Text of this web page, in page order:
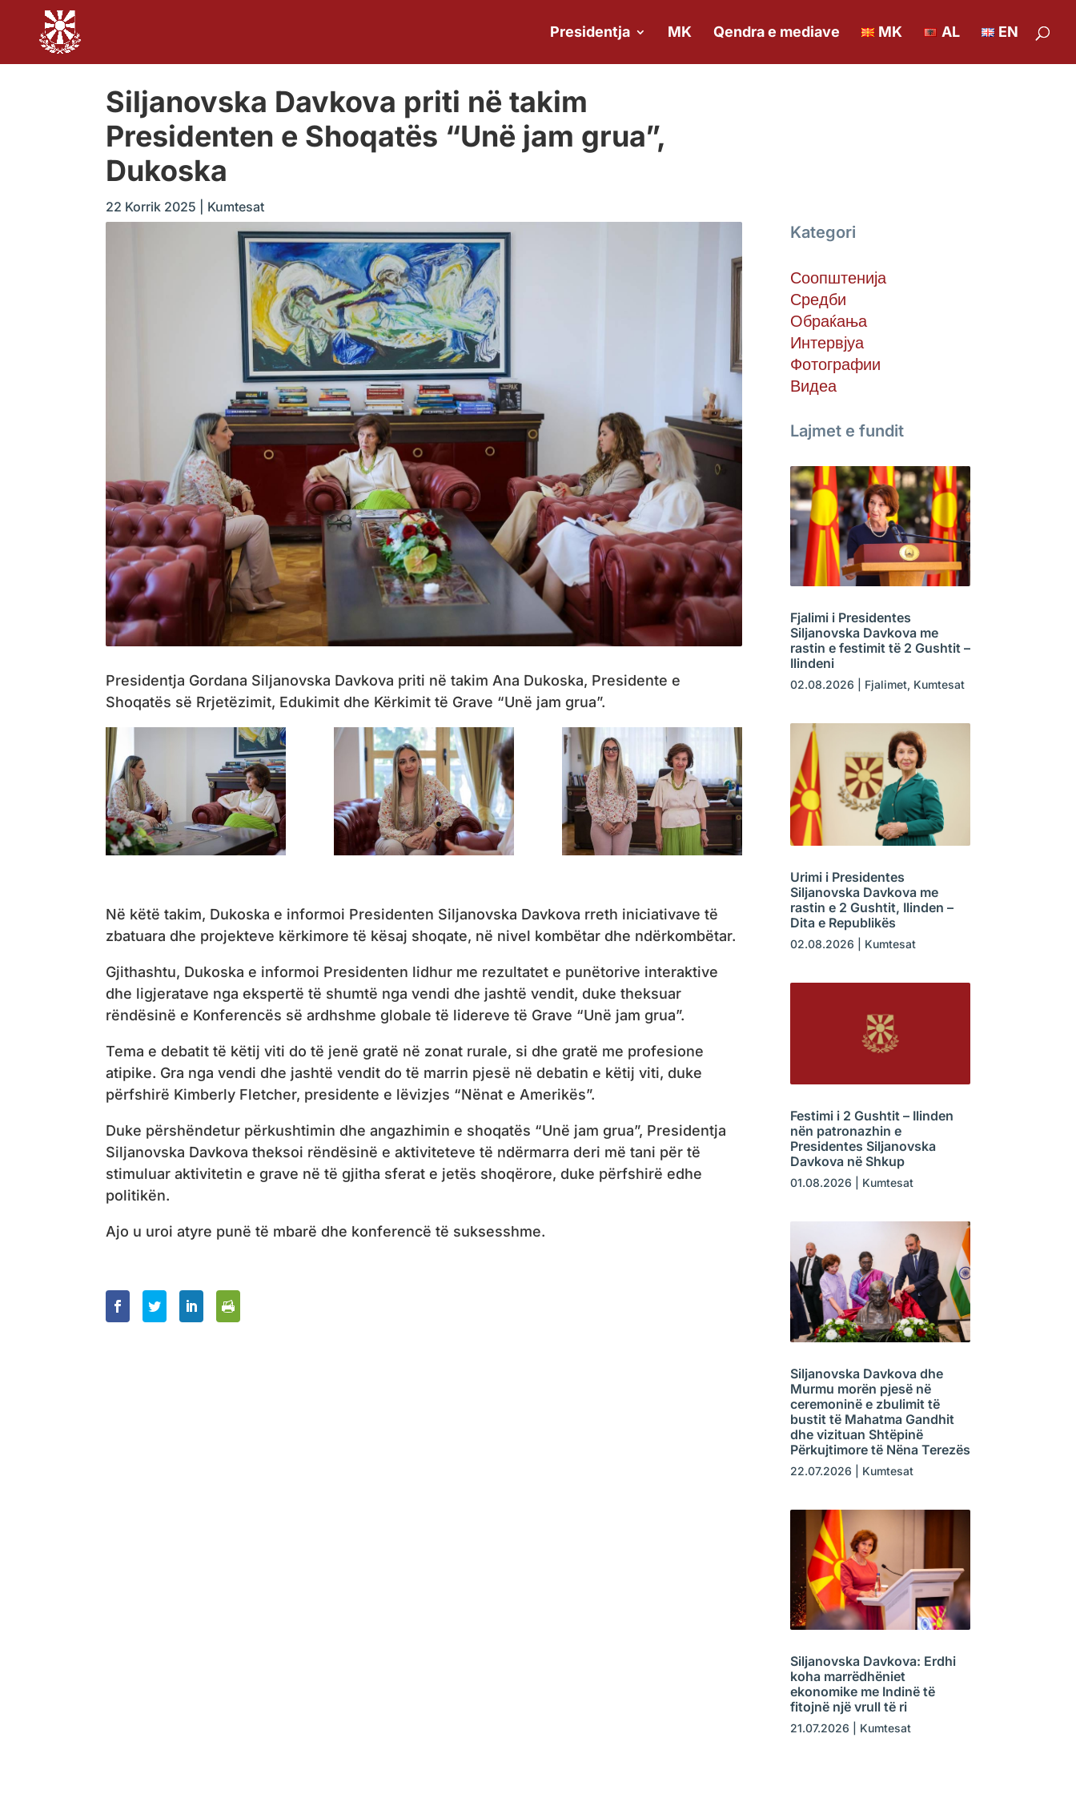
Presidentja MK Qendra e mediave MK AL EN
Siljanovska Davkova priti në takim
Presidenten e Shoqatës “Unë jam grua”,
Dukoska
22 Korrik 2025 Kumtesat
Presidentja Gordana Siljanovska Davkova priti në takim Ana Dukoska, Presidente e
Shoqatës së Rrjetëzimit, Edukimit dhe Kërkimit të Grave “Unë jam grua”.
Në këtë takim, Dukoska e informoi Presidenten Siljanovska Davkova rreth iniciativave të
zbatuara dhe projekteve kërkimore të kësaj shoqate, në nivel kombëtar dhe ndërkombëtar.
Gjithashtu, Dukoska e informoi Presidenten lidhur me rezultatet e punëtorive interaktive
dhe ligjeratave nga ekspertë të shumtë nga vendi dhe jashtë vendit, duke theksuar
rëndësinë e Konferencës së ardhshme globale të lidereve të Grave “Unë jam grua”.
Tema e debatit të këtij viti do të jenë gratë në zonat rurale, si dhe gratë me profesione
atipike. Gra nga vendi dhe jashtë vendit do të marrin pjesë në debatin e këtij viti, duke
përfshirë Kimberly Fletcher, presidente e lëvizjes “Nënat e Amerikës”.
Duke përshëndetur përkushtimin dhe angazhimin e shoqatës “Unë jam grua”, Presidentja
Siljanovska Davkova theksoi rëndësinë e aktiviteteve të ndërmarra deri më tani për të
stimuluar aktivitetin e grave në të gjitha sferat e jetës shoqërore, duke përfshirë edhe
politikën.
Ajo u uroi atyre punë të mbarë dhe konferencë të suksesshme.
Kategori
Соопштенија
Средби
Обраќања
Интервјуа
Фотографии
Видеа
Lajmet e fundit
Fjalimi i Presidentes
Siljanovska Davkova me
rastin e festimit të 2 Gushtit –
Ilindeni
02.08.2026 Fjalimet, Kumtesat
Urimi i Presidentes
Siljanovska Davkova me
rastin e 2 Gushtit, Ilinden –
Dita e Republikës
02.08.2026 Kumtesat
Festimi i 2 Gushtit – Ilinden
nën patronazhin e
Presidentes Siljanovska
Davkova në Shkup
01.08.2026 Kumtesat
Siljanovska Davkova dhe
Murmu morën pjesë në
ceremoninë e zbulimit të
bustit të Mahatma Gandhit
dhe vizituan Shtëpinë
Përkujtimore të Nëna Terezës
22.07.2026 Kumtesat
Siljanovska Davkova: Erdhi
koha marrëdhëniet
ekonomike me Indinë të
fitojnë një vrull të ri
21.07.2026 Kumtesat